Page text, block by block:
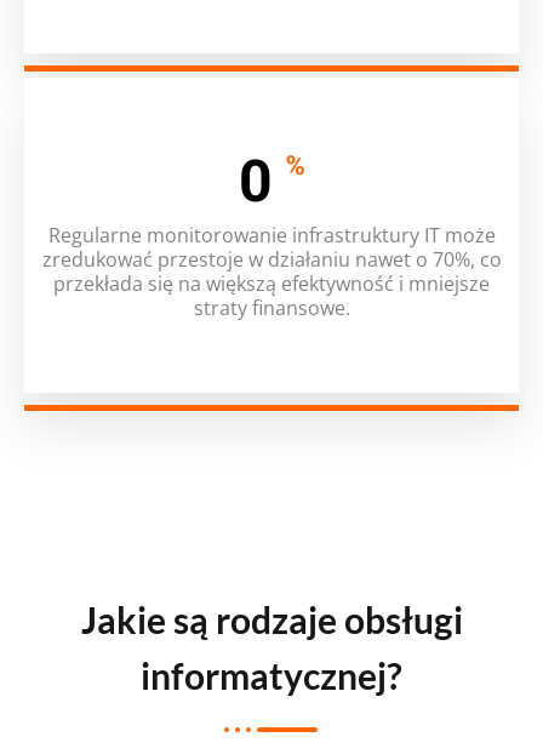
0 %
Regularne monitorowanie infrastruktury IT może
zredukować przestoje w działaniu nawet o 70%, co
przekłada się na większą efektywność i mniejsze
straty finansowe.
Jakie są rodzaje obsługi
informatycznej?